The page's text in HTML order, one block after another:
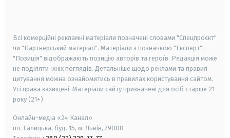
Всі комерційні рекламні матеріали позначені словами "Спецпроєкт"
чи "Партнерський матеріал". Матеріали з позначкою "Експерт",
"Позиція" відображають позицію авторів та героїв. Редакція може
не поділяти їхніх поглядів. Детальніше щодо реклами та правил
цитування можна ознайомитись в правилах користування сайтом.
Усі права захищені. Матеріали сайту призначені для осіб старше 21
року (21+)
Онлайн-медіа «24 Канал»
пл. Галицька, буд. 15, м. Львів, 79008